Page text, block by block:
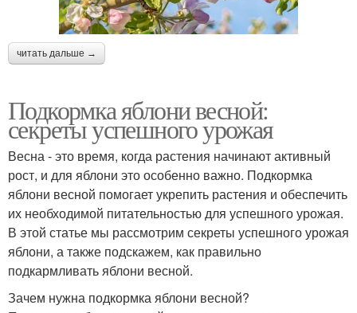
читать дальше →
Подкормка яблони весной:
секреты успешного урожая
Весна - это время, когда растения начинают активный
рост, и для яблони это особенно важно. Подкормка
яблони весной помогает укрепить растения и обеспечить
их необходимой питательностью для успешного урожая.
В этой статье мы рассмотрим секреты успешного урожая
яблони, а также подскажем, как правильно
подкармливать яблони весной.
Зачем нужна подкормка яблони весной?